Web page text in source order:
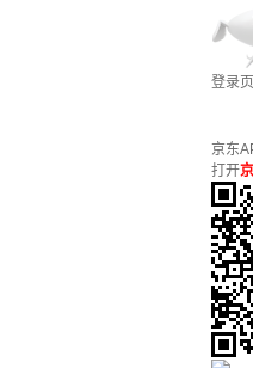
登录
京东
打开